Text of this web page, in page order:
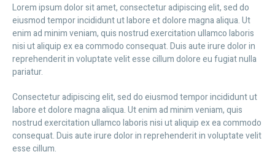
Lorem ipsum dolor sit amet, consectetur adipiscing elit, sed do
eiusmod tempor incididunt ut labore et dolore magna aliqua. Ut
enim ad minim veniam, quis nostrud exercitation ullamco laboris
nisi ut aliquip ex ea commodo consequat. Duis aute irure dolor in
reprehenderit in voluptate velit esse cillum dolore eu fugiat nulla
pariatur.
Consectetur adipiscing elit, sed do eiusmod tempor incididunt ut
labore et dolore magna aliqua. Ut enim ad minim veniam, quis
nostrud exercitation ullamco laboris nisi ut aliquip ex ea commodo
consequat. Duis aute irure dolor in reprehenderit in voluptate velit
esse cillum.